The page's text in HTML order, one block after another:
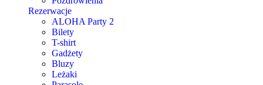
Rezerwacje
ALOHA Party 2
Bilety
T-shirt
Gadżety
Bluzy
Leżaki